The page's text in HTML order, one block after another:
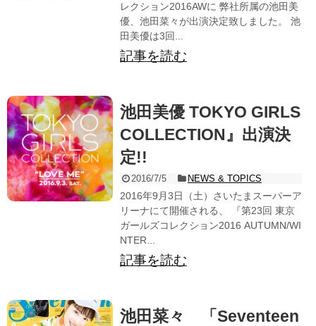
レクション2016AWに 弊社所属の池田美
優、池田菜々が出演決定致しました。 池
田美優は3回...
記事を読む
池田美優 TOKYO GIRLS
COLLECTION』出演決
定!!
2016/7/5 NEWS & TOPICS
2016年9月3日（土）さいたまスーパーア
リーナにて開催される、 『第23回 東京
ガールズコレクション2016 AUTUMN/WI
NTER...
記事を読む
池田菜々 「Seventeen